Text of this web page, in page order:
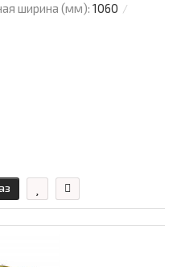
ширина (мм): 1060